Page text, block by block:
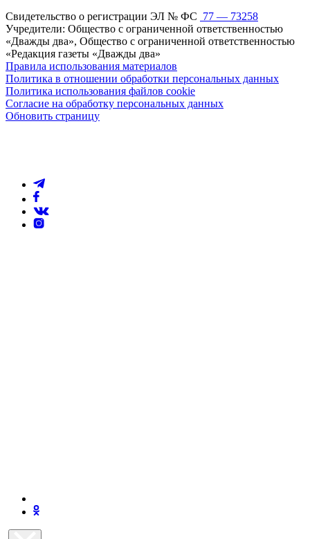
Свидетельство о регистрации ЭЛ № ФС 77 — 73258
Учредители: Общество с ограниченной ответственностью
«Дважды два», Общество с ограниченной ответственностью
«Редакция газеты «Дважды два»
Правила использования материалов
Политика в отношении обработки персональных данных
Политика использования файлов cookie
Согласие на обработку персональных данных
Обновить страницу